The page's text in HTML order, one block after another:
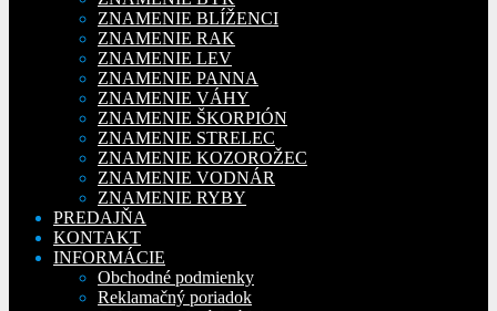
ZNAMENIE BLÍŽENCI
ZNAMENIE RAK
ZNAMENIE LEV
ZNAMENIE PANNA
ZNAMENIE VÁHY
ZNAMENIE ŠKORPIÓN
ZNAMENIE STRELEC
ZNAMENIE KOZOROŽEC
ZNAMENIE VODNÁR
ZNAMENIE RYBY
PREDAJŇA
KONTAKT
INFORMÁCIE
Obchodné podmienky
Reklamačný poriadok